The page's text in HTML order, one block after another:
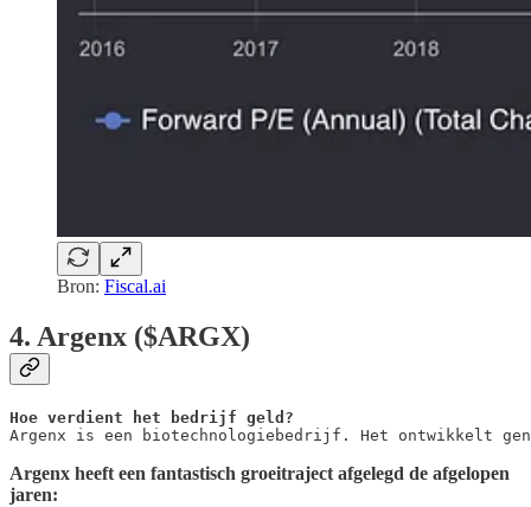
Bron: Fiscal.ai
4. Argenx ($ARGX)
Argenx is een biotechnologiebedrijf. Het ontwikkelt
Argenx heeft een fantastisch groeitraject afgelegd de afgelopen
jaren: